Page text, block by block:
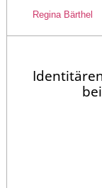
Regina Bärthel